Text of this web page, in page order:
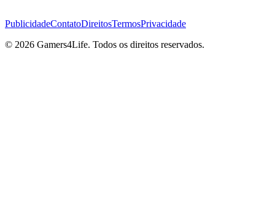
PublicidadeContatoDireitosTermosPrivacidade
© 2026 Gamers4Life. Todos os direitos reservados.